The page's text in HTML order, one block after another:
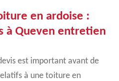
en ardoise :
à Queven entretien
est important avant de
à une toiture en